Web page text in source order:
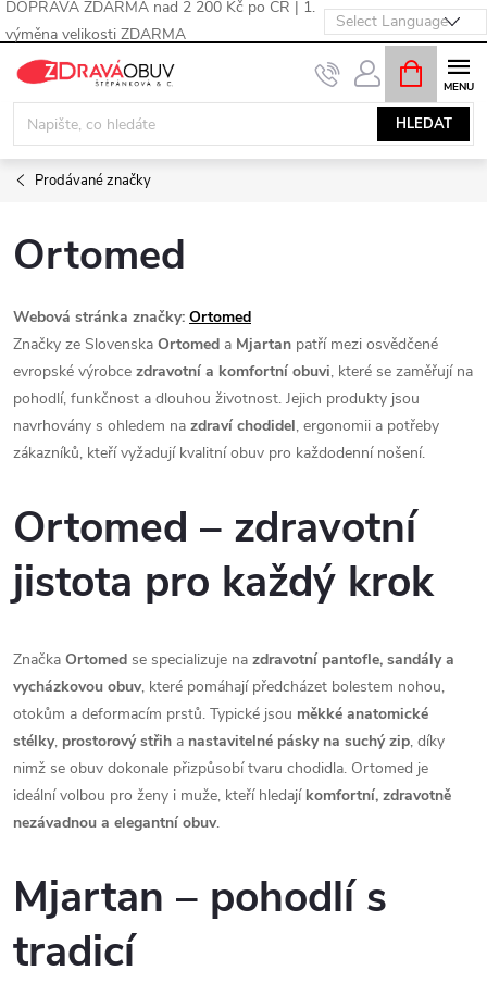
DOPRAVA ZDARMA nad 2 200 Kč po ČR | 1.
výměna velikosti ZDARMA
Přejít
obsah
HLEDAT
NÁKUPNÍ
KOŠÍK
Prodávané značky
Ortomed
Webová stránka značky: Ortomed
Značky ze Slovenska Ortomed a Mjartan patří mezi osvědčené
evropské výrobce zdravotní a komfortní obuvi, které se zaměřují na
pohodlí, funkčnost a dlouhou životnost. Jejich produkty jsou
navrhovány s ohledem na zdraví chodidel, ergonomii a potřeby
zákazníků, kteří vyžadují kvalitní obuv pro každodenní nošení.
Ortomed – zdravotní
jistota pro každý krok
Značka Ortomed se specializuje na zdravotní pantofle, sandály a
vycházkovou obuv, které pomáhají předcházet bolestem nohou,
otokům a deformacím prstů. Typické jsou měkké anatomické
stélky, prostorový střih a nastavitelné pásky na suchý zip, díky
nimž se obuv dokonale přizpůsobí tvaru chodidla. Ortomed je
ideální volbou pro ženy i muže, kteří hledají komfortní, zdravotně
nezávadnou a elegantní obuv.
Mjartan – pohodlí s
tradicí